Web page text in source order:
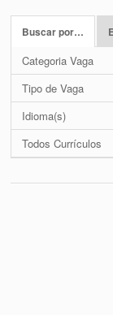
Buscar por…
Categoria Vaga
Tipo de Vaga
Idioma(s)
Todos Currículos